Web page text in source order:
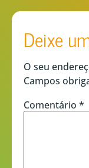
Deixe
O seu
Campos
Comentário *